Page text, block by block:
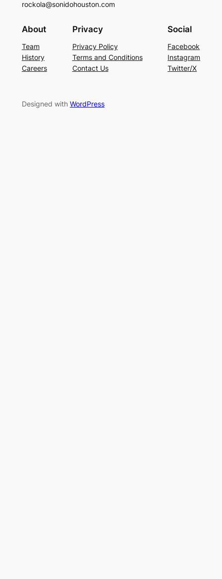
rockola@sonidohouston.com
About
Team
History
Careers
Privacy
Privacy Policy
Terms and Conditions
Contact Us
Social
Facebook
Instagram
Twitter/X
Designed with WordPress